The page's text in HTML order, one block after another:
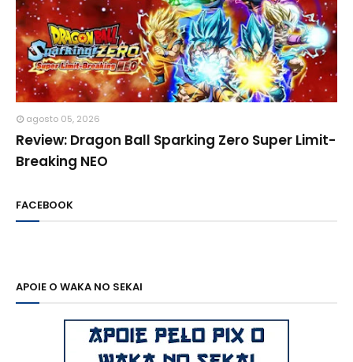
agosto 05, 2026
Review: Dragon Ball Sparking Zero Super Limit-
Breaking NEO
FACEBOOK
APOIE O WAKA NO SEKAI